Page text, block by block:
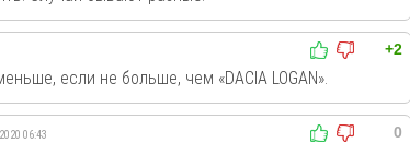
+2
если не больше, чем «DACIA LOGAN».
0
06:43